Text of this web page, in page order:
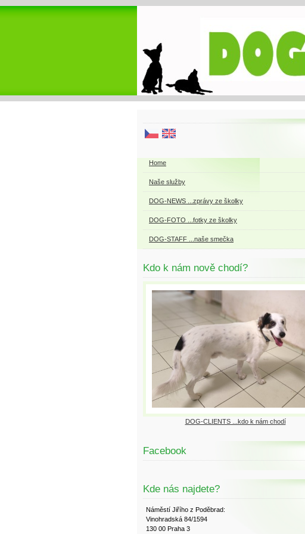
Home
Naše služby
DOG-NEWS ...zprávy ze školky
DOG-FOTO ...fotky ze školky
DOG-STAFF ...naše smečka
Kdo k nám nově chodí?
DOG-CLIENTS ...kdo k nám chodí
Facebook
Kde nás najdete?
Náměstí Jiřího z Poděbrad:
Vinohradská 84/1594
130 00 Praha 3